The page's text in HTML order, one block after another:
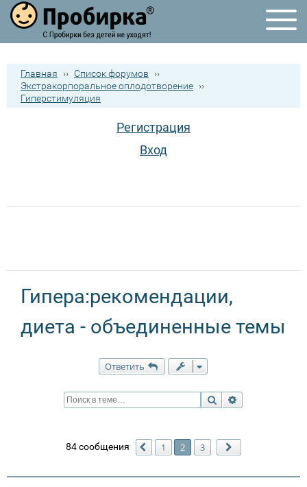
Главная ›› Список форумов
››
Экстракорпоральное оплодотворение ››
Гиперстимуляция
Регистрация
Вход
Гипера:рекомендации,
диета - объединенные темы
Ответить
Поиск
84 сообщения Пред.
1 2 3